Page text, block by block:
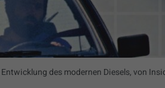
des modernen Diesels, von